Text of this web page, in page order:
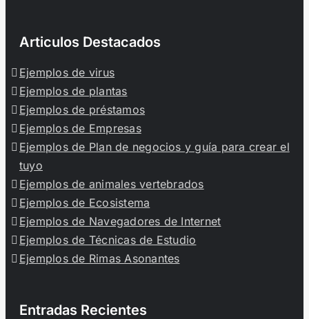
Articulos Destacados
Ejemplos de virus
Ejemplos de plantas
Ejemplos de préstamos
Ejemplos de Empresas
Ejemplos de Plan de negocios y guía para crear el
tuyo
Ejemplos de animales vertebrados
Ejemplos de Ecosistema
Ejemplos de Navegadores de Internet
Ejemplos de Técnicas de Estudio
Ejemplos de Rimas Asonantes
Entradas Recientes